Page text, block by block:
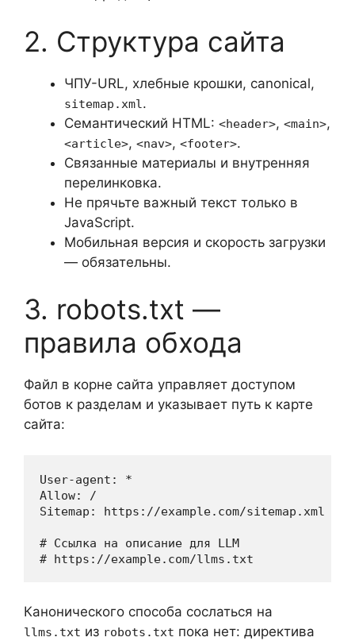
2. Структура сайта
ЧПУ-URL, хлебные крошки, canonical,
sitemap.xml.
Семантический HTML: <header>, <main>,
<article>, <nav>, <footer>.
Связанные материалы и внутренняя
перелинковка.
Не прячьте важный текст только в
JavaScript.
Мобильная версия и скорость загрузки
— обязательны.
3. robots.txt —
правила обхода
Файл в корне сайта управляет доступом
ботов к разделам и указывает путь к карте
сайта:
User-agent: *
Allow: /
Sitemap: https://example.com/sitemap.xml
# Ссылка на описание для LLM
Канонического способа сослаться на
llms.txt из robots.txt пока нет: директива